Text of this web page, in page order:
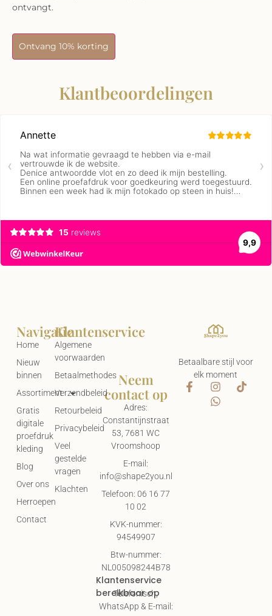
ontvangt.
Ontvang 10% korting
Klantbeoordelingen
Betaalbare stijl voor
elk moment
Klantenservice
Algemene
voorwaarden
Betaalmethodes
Verzendbeleid
Retourbeleid
Privacybeleid
Veel
gestelde
vragen
Klachten
Navigatie
Home
Nieuw
binnen
Assortiment
Gratis
digitale
proefdruk
kleding
Blog
Over ons
Herroepen
Contact
Neem
contact op
Adres:
Constantijnstraat
53, 7681 WC
Vroomshoop
E-mail:
info@shape2you.nl
Telefoon: 06 16 77
10 02
KVK-nummer:
94549907
Btw-nummer:
NL005098244B78
Klantenservice
bereikbaar op
Telefonisch,
WhatsApp & E-mail: